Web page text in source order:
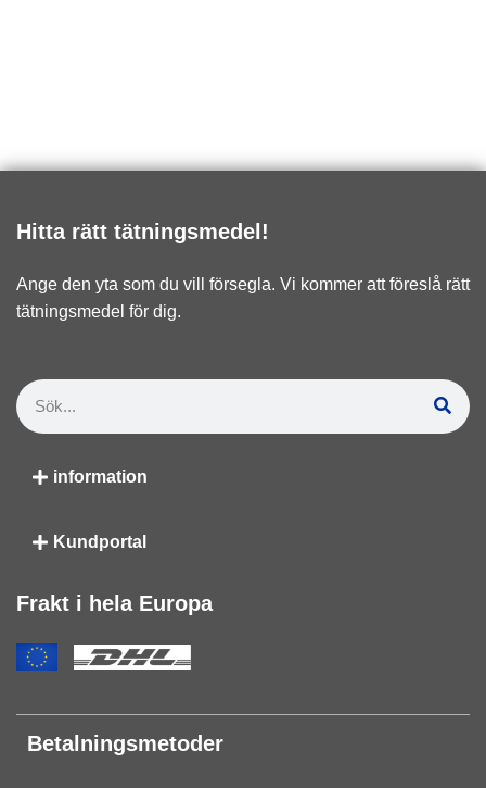
Hitta rätt tätningsmedel!
Ange den yta som du vill försegla. Vi kommer att föreslå rätt
tätningsmedel för dig.
information
Kundportal
Frakt i hela Europa
Betalningsmetoder